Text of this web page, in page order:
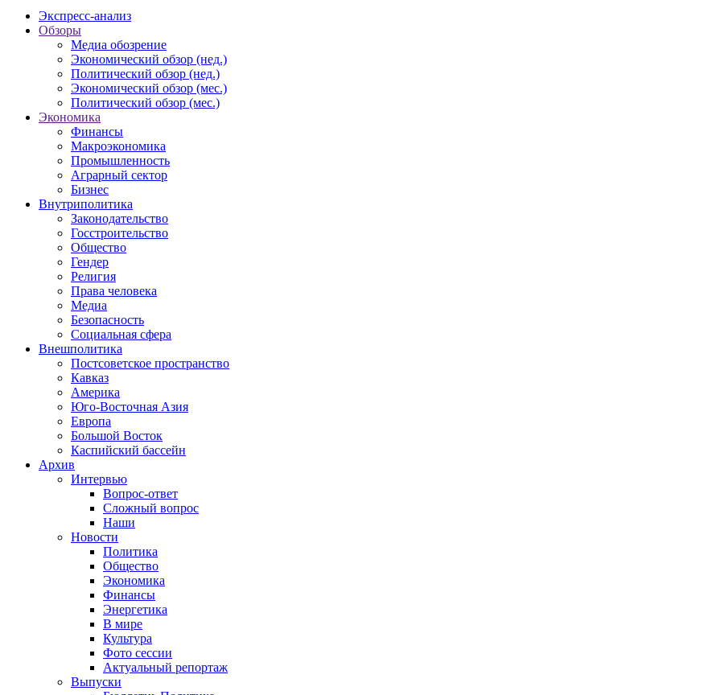
Экспресс-анализ
Обзоры
Медиа обозрение
Экономический обзор (нед.)
Политический обзор (нед.)
Экономический обзор (мес.)
Политический обзор (мес.)
Экономика
Финансы
Макроэкономика
Промышленность
Аграрный сектор
Бизнес
Внутриполитика
Законодательство
Госстроительство
Общество
Гендер
Религия
Права человека
Медиа
Безопасность
Социальная сфера
Внешполитика
Постсоветское пространство
Кавказ
Америка
Юго-Восточная Азия
Европа
Большой Восток
Каспийский бассейн
Архив
Интервью
Вопрос-ответ
Сложный вопрос
Наши
Новости
Политика
Общество
Экономика
Финансы
Энергетика
В мире
Культура
Фото сессии
Актуальный репортаж
Выпуски